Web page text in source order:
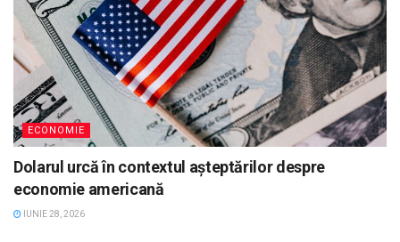
ECONOMIE
Dolarul urcă în contextul așteptărilor despre
economie americană
IUNIE 28, 2026